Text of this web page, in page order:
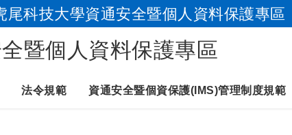
尾科技大學資通安全暨個人資料保護專區
跳到主要內容
暨個人資料保護專區
法令規範 資通安全暨個資保護(IMS)管理制度規範